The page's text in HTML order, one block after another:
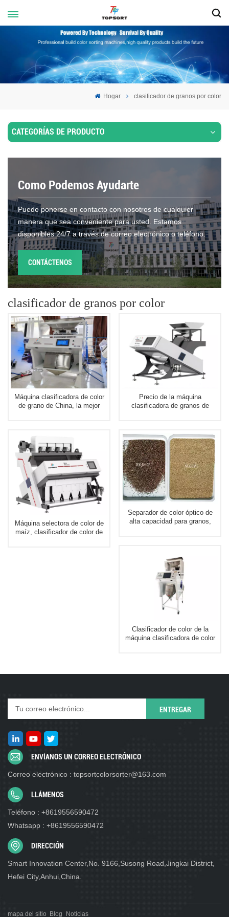
Hogar clasificador de granos por color
CATEGORÍAS DE PRODUCTO
Como Podemos Ayudarte
Puede ponerse en contacto con nosotros de cualquier
manera que sea conveniente para usted. Estamos
disponibles 24/7 a través de correo electrónico o teléfono.
CONTÁCTENOS
clasificador de granos por color
Máquina clasificadora de color
de grano de China, la mejor
Precio de la máquina
clasificadora de granos de
Máquina selectora de color de
maíz, clasificador de color de
Separador de color óptico de
alta capacidad para granos,
Clasificador de color de la
máquina clasificadora de color
ENVÍANOS UN CORREO ELECTRÓNICO
Correo electrónico : topsortcolorsorter@163.com
LLÁMENOS
Teléfono : +8619556590472
Whatsapp : +8619556590472
DIRECCIÓN
Smart Innovation Center,No. 9166,Susong Road,Jingkai District,
Hefei City,Anhui,China.
mapa del sitio Blog Noticias